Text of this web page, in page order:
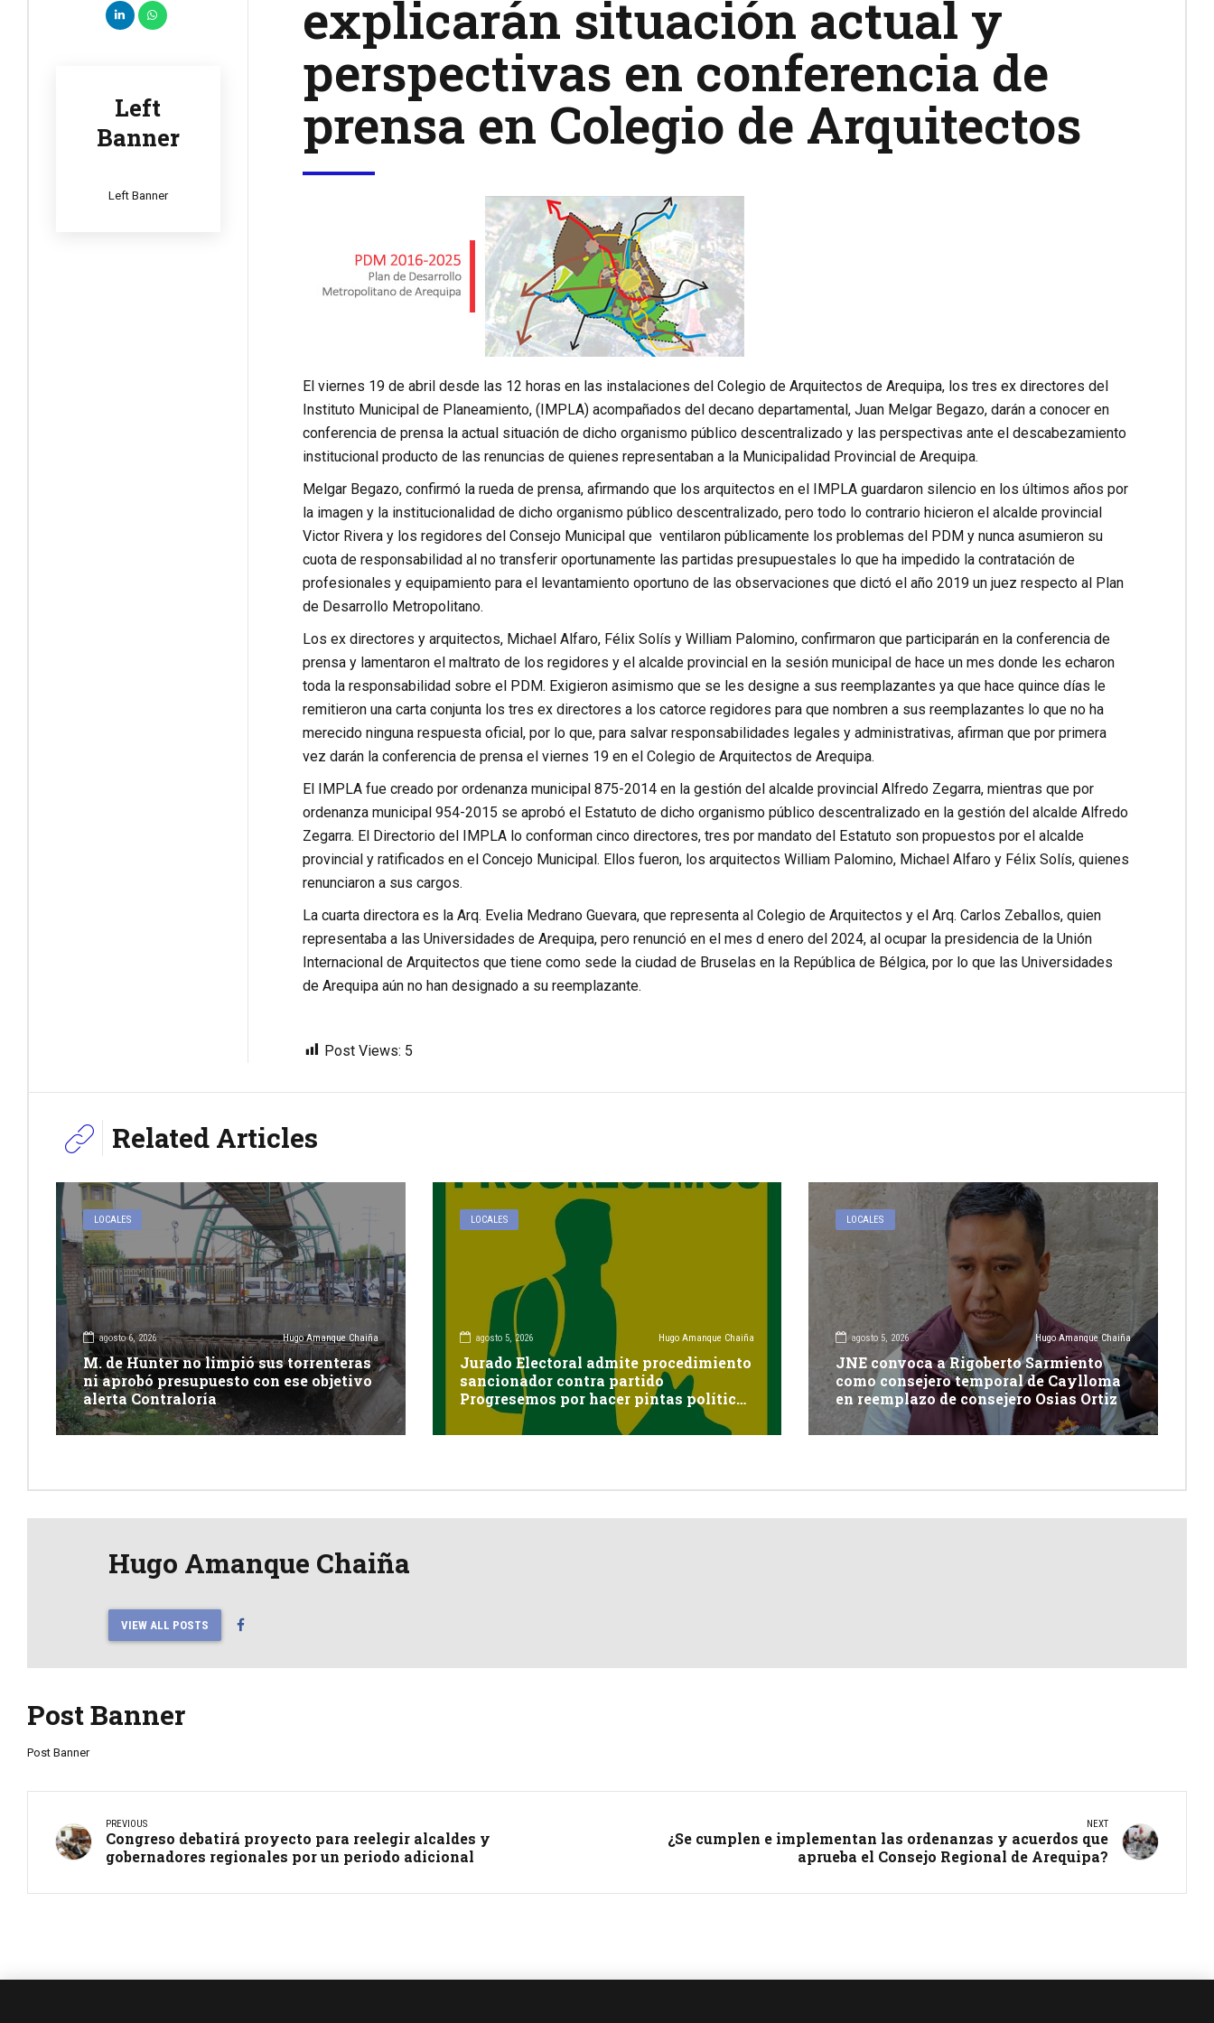
Left
Banner
Left Banner
explicarán situación actual y
perspectivas en conferencia de
prensa en Colegio de Arquitectos
El viernes 19 de abril desde las 12 horas en las instalaciones del Colegio de Arquitectos de Arequipa, los tres ex directores del
Instituto Municipal de Planeamiento, (IMPLA) acompañados del decano departamental, Juan Melgar Begazo, darán a conocer en
conferencia de prensa la actual situación de dicho organismo público descentralizado y las perspectivas ante el descabezamiento
institucional producto de las renuncias de quienes representaban a la Municipalidad Provincial de Arequipa.
Melgar Begazo, confirmó la rueda de prensa, afirmando que los arquitectos en el IMPLA guardaron silencio en los últimos años por
la imagen y la institucionalidad de dicho organismo público descentralizado, pero todo lo contrario hicieron el alcalde provincial
Victor Rivera y los regidores del Consejo Municipal que ventilaron públicamente los problemas del PDM y nunca asumieron su
cuota de responsabilidad al no transferir oportunamente las partidas presupuestales lo que ha impedido la contratación de
profesionales y equipamiento para el levantamiento oportuno de las observaciones que dictó el año 2019 un juez respecto al Plan
de Desarrollo Metropolitano.
Los ex directores y arquitectos, Michael Alfaro, Félix Solís y William Palomino, confirmaron que participarán en la conferencia de
prensa y lamentaron el maltrato de los regidores y el alcalde provincial en la sesión municipal de hace un mes donde les echaron
toda la responsabilidad sobre el PDM. Exigieron asimismo que se les designe a sus reemplazantes ya que hace quince días le
remitieron una carta conjunta los tres ex directores a los catorce regidores para que nombren a sus reemplazantes lo que no ha
merecido ninguna respuesta oficial, por lo que, para salvar responsabilidades legales y administrativas, afirman que por primera
vez darán la conferencia de prensa el viernes 19 en el Colegio de Arquitectos de Arequipa.
El IMPLA fue creado por ordenanza municipal 875-2014 en la gestión del alcalde provincial Alfredo Zegarra, mientras que por
ordenanza municipal 954-2015 se aprobó el Estatuto de dicho organismo público descentralizado en la gestión del alcalde Alfredo
Zegarra. El Directorio del IMPLA lo conforman cinco directores, tres por mandato del Estatuto son propuestos por el alcalde
provincial y ratificados en el Concejo Municipal. Ellos fueron, los arquitectos William Palomino, Michael Alfaro y Félix Solís, quienes
renunciaron a sus cargos.
La cuarta directora es la Arq. Evelia Medrano Guevara, que representa al Colegio de Arquitectos y el Arq. Carlos Zeballos, quien
representaba a las Universidades de Arequipa, pero renunció en el mes d enero del 2024, al ocupar la presidencia de la Unión
Internacional de Arquitectos que tiene como sede la ciudad de Bruselas en la República de Bélgica, por lo que las Universidades
de Arequipa aún no han designado a su reemplazante.
Post Views: 5
Related Articles
LOCALES
agosto 6, 2026 Hugo Amanque Chaiña
M. de Hunter no limpió sus torrenteras
ni aprobó presupuesto con ese objetivo
alerta Contraloría
LOCALES
agosto 5, 2026 Hugo Amanque Chaiña
Jurado Electoral admite procedimiento
sancionador contra partido
Progresemos por hacer pintas políticas
sin autorización en Cayma
LOCALES
agosto 5, 2026 Hugo Amanque Chaiña
JNE convoca a Rigoberto Sarmiento
como consejero temporal de Caylloma
en reemplazo de consejero Osias Ortiz
Hugo Amanque Chaiña
VIEW ALL POSTS
Post Banner
Post Banner
PREVIOUS
Congreso debatirá proyecto para reelegir alcaldes y
gobernadores regionales por un periodo adicional
NEXT
¿Se cumplen e implementan las ordenanzas y acuerdos que
aprueba el Consejo Regional de Arequipa?